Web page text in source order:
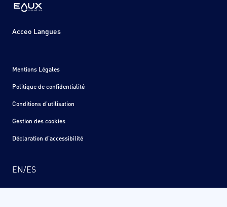
Acceo Langues
EN/ES
Mentions Légales
Politique de confidentialité
Conditions d'utilisation
Gestion des cookies
Déclaration d'accessibilité